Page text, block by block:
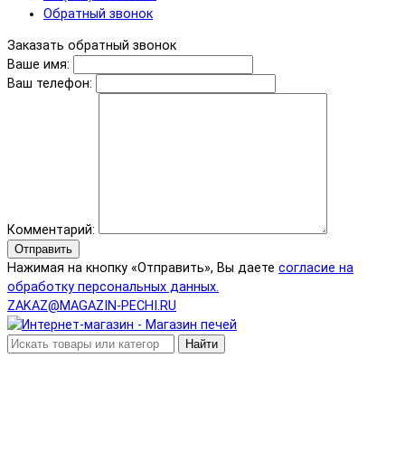
Обратный звонок
Заказать обратный звонок
Ваше имя:
Ваш телефон:
Комментарий:
Отправить
Нажимая на кнопку «Отправить», Вы даете согласие на
обработку персональных данных.
ZAKAZ@MAGAZIN-PECHI.RU
Найти